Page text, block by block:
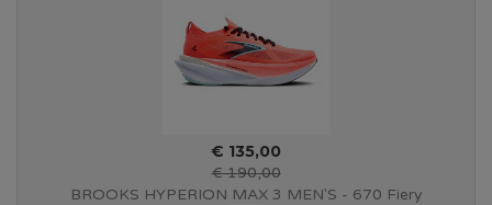
€ 135,00
€ 190,00
BROOKS HYPERION MAX 3 MEN'S - 670 Fiery